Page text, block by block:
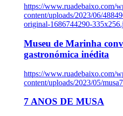
https://www.ruadebaixo.com/
content/uploads/2023/06/
original-1686744290-
Museu de Marinha
gastronómica inédita
https://www.ruadebaixo.com/
content/uploads/2023/05/
7 ANOS DE MUSA